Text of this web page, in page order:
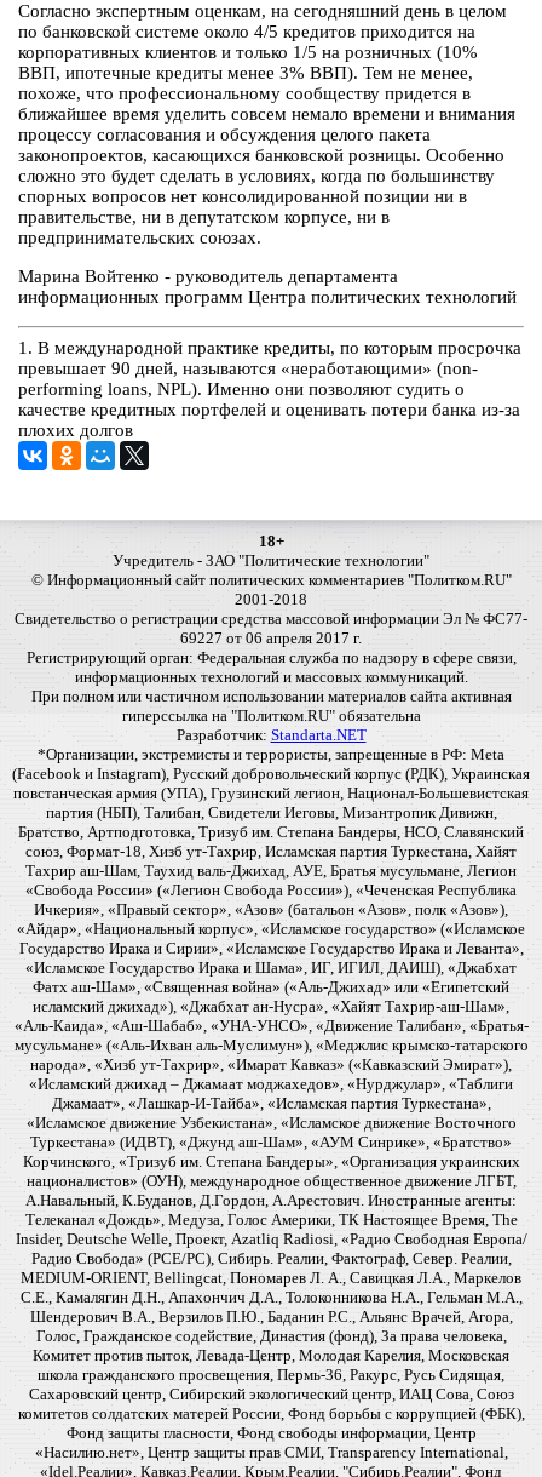
Согласно экспертным оценкам, на сегодняшний день в целом
по банковской системе около 4/5 кредитов приходится на
корпоративных клиентов и только 1/5 на розничных (10%
ВВП, ипотечные кредиты менее 3% ВВП). Тем не менее,
похоже, что профессиональному сообществу придется в
ближайшее время уделить совсем немало времени и внимания
процессу согласования и обсуждения целого пакета
законопроектов, касающихся банковской розницы. Особенно
сложно это будет сделать в условиях, когда по большинству
спорных вопросов нет консолидированной позиции ни в
правительстве, ни в депутатском корпусе, ни в
предпринимательских союзах.
Марина Войтенко - руководитель департамента
информационных программ Центра политических технологий
1. В международной практике кредиты, по которым просрочка
превышает 90 дней, называются «неработающими» (non-
performing loans, NPL). Именно они позволяют судить о
качестве кредитных портфелей и оценивать потери банка из-за
плохих долгов
18+
Учредитель - ЗАО "Политические технологии"
© Информационный сайт политических комментариев "Политком.RU"
2001-2018
Свидетельство о регистрации средства массовой информации Эл № ФС77-
69227 от 06 апреля 2017 г.
Регистрирующий орган: Федеральная служба по надзору в сфере связи,
информационных технологий и массовых коммуникаций.
При полном или частичном использовании материалов сайта активная
гиперссылка на "Политком.RU" обязательна
Разработчик: Standarta.NET
*Организации, экстремисты и террористы, запрещенные в РФ: Meta
(Facebook и Instagram), Русский добровольческий корпус (РДК), Украинская
повстанческая армия (УПА), Грузинский легион, Национал-Большевистская
партия (НБП), Талибан, Свидетели Иеговы, Мизантропик Дивижн,
Братство, Артподготовка, Тризуб им. Степана Бандеры, НСО, Славянский
союз, Формат-18, Хизб ут-Тахрир, Исламская партия Туркестана, Хайят
Тахрир аш-Шам, Таухид валь-Джихад, АУЕ, Братья мусульмане, Легион
«Свобода России» («Легион Свобода России»), «Чеченская Республика
Ичкерия», «Правый сектор», «Азов» (батальон «Азов», полк «Азов»),
«Айдар», «Национальный корпус», «Исламское государство» («Исламское
Государство Ирака и Сирии», «Исламское Государство Ирака и Леванта»,
«Исламское Государство Ирака и Шама», ИГ, ИГИЛ, ДАИШ), «Джабхат
Фатх аш-Шам», «Священная война» («Аль-Джихад» или «Египетский
исламский джихад»), «Джабхат ан-Нусра», «Хайят Тахрир-аш-Шам»,
«Аль-Каида», «Аш-Шабаб», «УНА-УНСО», «Движение Талибан», «Братья-
мусульмане» («Аль-Ихван аль-Муслимун»), «Меджлис крымско-татарского
народа», «Хизб ут-Тахрир», «Имарат Кавказ» («Кавказский Эмират»),
«Исламский джихад – Джамаат моджахедов», «Нурджулар», «Таблиги
Джамаат», «Лашкар-И-Тайба», «Исламская партия Туркестана»,
«Исламское движение Узбекистана», «Исламское движение Восточного
Туркестана» (ИДВТ), «Джунд аш-Шам», «АУМ Синрике», «Братство»
Корчинского, «Тризуб им. Степана Бандеры», «Организация украинских
националистов» (ОУН), международное общественное движение ЛГБТ,
А.Навальный, К.Буданов, Д.Гордон, А.Арестович. Иностранные агенты:
Телеканал «Дождь», Медуза, Голос Америки, ТК Настоящее Время, The
Insider, Deutsche Welle, Проект, Azatliq Radiosi, «Радио Свободная Европа/
Радио Свобода» (PCE/PC), Сибирь. Реалии, Фактограф, Север. Реалии,
MEDIUM-ORIENT, Bellingcat, Пономарев Л. А., Савицкая Л.А., Маркелов
С.Е., Камалягин Д.Н., Апахончич Д.А., Толоконникова Н.А., Гельман М.А.,
Шендерович В.А., Верзилов П.Ю., Баданин Р.С., Альянс Врачей, Агора,
Голос, Гражданское содействие, Династия (фонд), За права человека,
Комитет против пыток, Левада-Центр, Молодая Карелия, Московская
школа гражданского просвещения, Пермь-36, Ракурс, Русь Сидящая,
Сахаровский центр, Сибирский экологический центр, ИАЦ Сова, Союз
комитетов солдатских матерей России, Фонд борьбы с коррупцией (ФБК),
Фонд защиты гласности, Фонд свободы информации, Центр
«Насилию.нет», Центр защиты прав СМИ, Transparency International,
«Idel.Реалии», Кавказ.Реалии, Крым.Реалии, "Сибирь.Реалии", Фонд